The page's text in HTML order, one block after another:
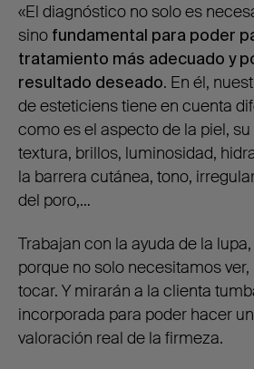
«El diagnóstico no solo es
sino fundamental para poder
tratamiento más adecuado y
resultado deseado. En él,
de esteticiens tiene en cuenta
como es el aspecto de la piel,
textura, brillos, luminosidad,
la barrera cutánea, tono,
del poro,…
Trabajan con la ayuda de la
porque no solo necesitamos
tocar. Y mirarán a la clienta
incorporada para poder hacer
valoración real de la firmeza.